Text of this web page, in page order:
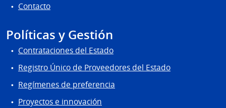
Contacto
Políticas y Gestión
Contrataciones del Estado
Registro Único de Proveedores del Estado
Regímenes de preferencia
Proyectos e innovación